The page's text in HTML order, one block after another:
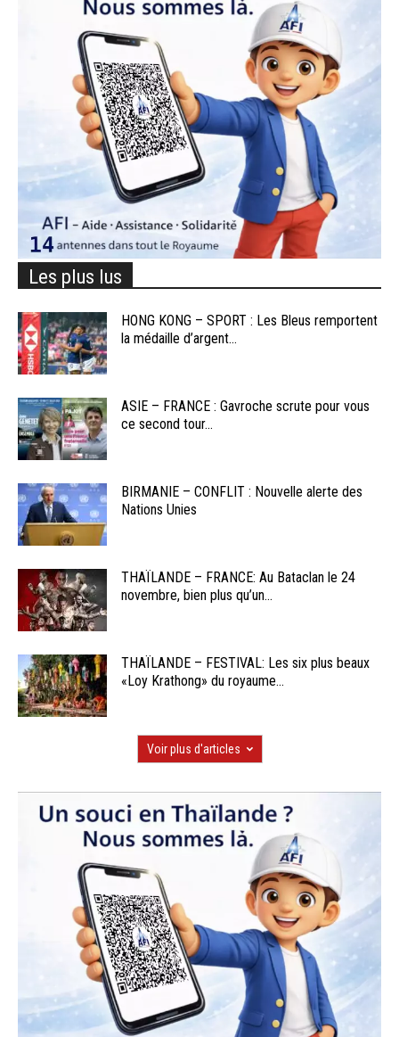
Les plus lus
HONG KONG – SPORT : Les Bleus remportent
la médaille d’argent...
ASIE – FRANCE : Gavroche scrute pour vous
ce second tour...
BIRMANIE – CONFLIT : Nouvelle alerte des
Nations Unies
THAÏLANDE – FRANCE: Au Bataclan le 24
novembre, bien plus qu’un...
THAÏLANDE – FESTIVAL: Les six plus beaux
«Loy Krathong» du royaume...
Voir plus d'articles